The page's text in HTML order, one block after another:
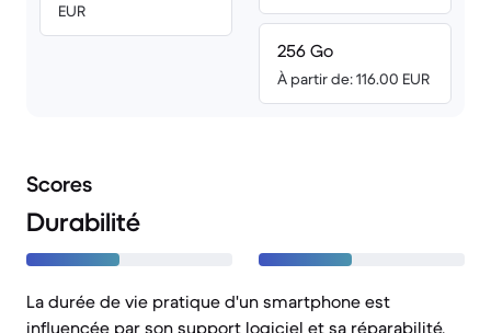
EUR
256 Go
À partir de: 116.00 EUR
Scores
Durabilité
La durée de vie pratique d'un smartphone est
influencée par son support logiciel et sa réparabilité.